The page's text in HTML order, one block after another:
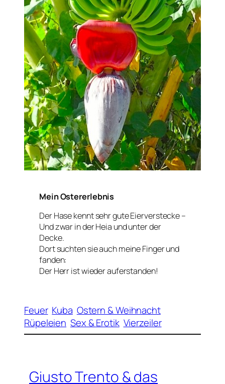
Mein Ostererlebnis
Der Hase kennt sehr gute Eierverstecke –
Und zwar in der Heia und unter der
Decke.
Dort suchten sie auch meine Finger und
fanden:
Der Herr ist wieder auferstanden!
Feuer Kuba Ostern & Weihnacht
Rüpeleien Sex & Erotik Vierzeiler
Giusto Trento & das